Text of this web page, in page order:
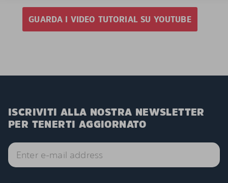
GUARDA I VIDEO TUTORIAL SU YOUTUBE
ISCRIVITI ALLA NOSTRA NEWSLETTER
PER TENERTI AGGIORNATO